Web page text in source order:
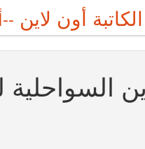
أون لاين
السواحلية